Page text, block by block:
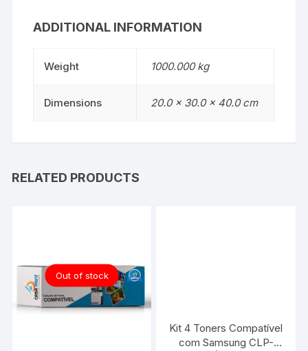
ADDITIONAL INFORMATION
Weight 1000.000 kg
Dimensions 20.0 × 30.0 × 40.0 cm
RELATED PRODUCTS
Out of stock
Kit 4 Toners Compatível
com Samsung CLP-